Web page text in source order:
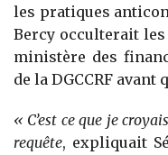
les pratiques
Bercy occulterait les
ministère des
de la DGCCRF avant
« C’est ce que je
requête, expliquait